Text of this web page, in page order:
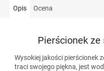
Opis Ocena
Pierścionek
Wysokiej jakości pierścionek
traci swojego piękna, jest